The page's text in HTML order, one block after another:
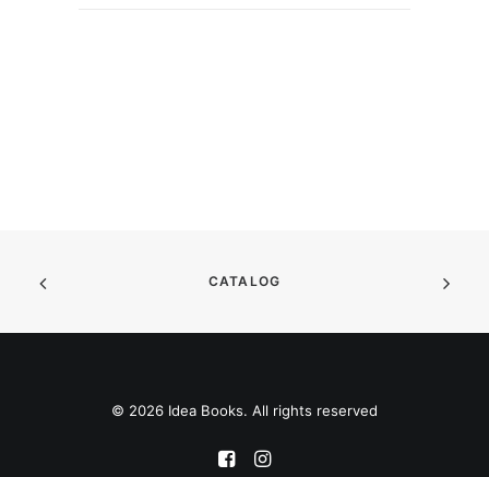
CATALOG
© 2026 Idea Books. All rights reserved